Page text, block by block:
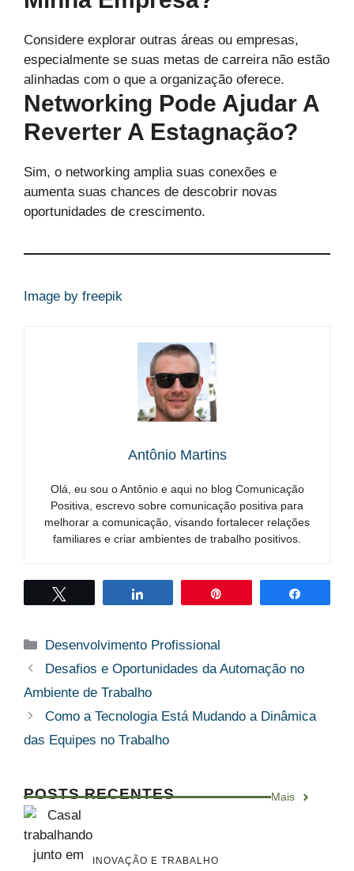
Considere explorar outras áreas ou empresas,
especialmente se suas metas de carreira não estão
alinhadas com o que a organização oferece.
Networking Pode Ajudar A
Reverter A Estagnação?
Sim, o networking amplia suas conexões e
aumenta suas chances de descobrir novas
oportunidades de crescimento.
Image by freepik
Antônio Martins
Olá, eu sou o Antônio e aqui no blog Comunicação
Positiva, escrevo sobre comunicação positiva para
melhorar a comunicação, visando fortalecer relações
familiares e criar ambientes de trabalho positivos.
Compartilhar
Categorias
Desenvolvimento Profissional
Desafios e Oportunidades da Automação no
Ambiente de Trabalho
Como a Tecnologia Está Mudando a Dinâmica
das Equipes no Trabalho
POSTS RECENTES Mais
INOVAÇÃO E TRABALHO